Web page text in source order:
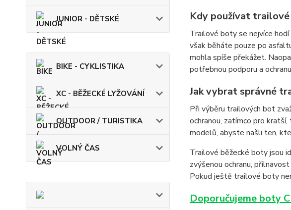
JUNIOR - DĚTSKÉ
BIKE - CYKLISTIKA
XC - BĚŽECKÉ LYŽOVÁNÍ
OUTDOOR / TURISTIKA
VOLNÝ ČAS
Kdy používat
Trailové boty se nejvíce hodí
však běháte pouze po
mohla spíše překážet.
potřebnou podporu a
Jak vybrat správné
Při výběru trailových bot
ochranou, zatímco pro
modelů, abyste našli ten,
Trailové běžecké boty jsou
zvýšenou ochranu,
Pokud ještě trailové boty
Doporučujeme boty